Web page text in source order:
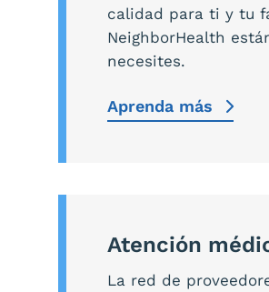
calidad para ti y tu
NeighborHealth
necesites.
Aprenda más
Atención
La red de